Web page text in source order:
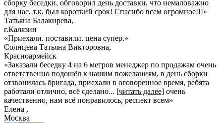
сборку беседки, обговорил день доставки, что немаловажно
для нас, т.к. был короткий срок! Спасибо всем огромное!!!»
Татьяна Балакирева,
г.Калязин
«Приехали. поставили, цена супер.»
Солнцева Татьяна Викторовна,
Красноармейск
«Заказали беседку 4 на 6 метров менеджер по продажам очень
ответственно подошёл к нашим пожеланиям, в день сборки
отзвонилась бригада, приехали в оговоренное время, ребята
работали отлично, всё сделано... [читать далее] очень
качественно, нам всё понравилось, респект всем»
Елена ,
Москва